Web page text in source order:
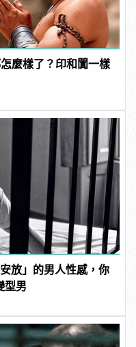
麼樣了？印和闐一樣
放」的男人性感，你
型男